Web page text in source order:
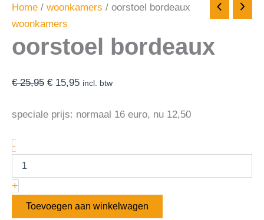
Home / woonkamers / oorstoel bordeaux
woonkamers
oorstoel bordeaux
€25,95 € 15,95 incl. btw
speciale prijs: normaal 16 euro, nu 12,50
-
+
Toevoegen aan winkelwagen